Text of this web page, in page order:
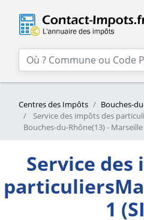
Centres des Impôts Bouches-
Service des impôts des
Bouches-du-Rhône(13) - Marseille
Service des
1